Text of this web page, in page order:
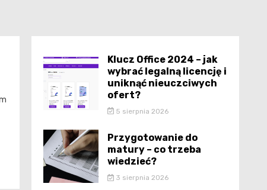
Klucz Office 2024 – jak
wybrać legalną licencję i
uniknąć nieuczciwych
ofert?
5 sierpnia 2026
Przygotowanie do
matury – co trzeba
wiedzieć?
3 sierpnia 2026